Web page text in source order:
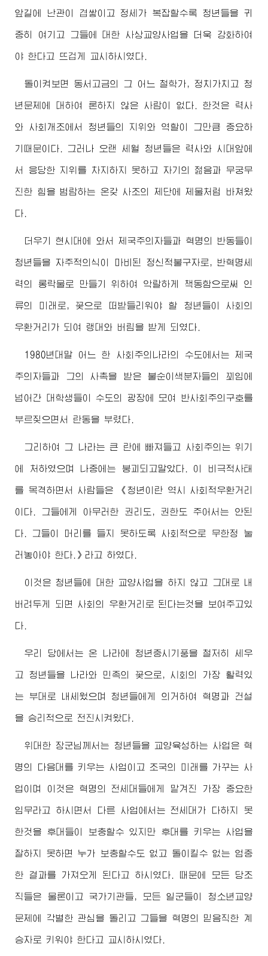
앞길에 난관이 겹쌓이고 정세가 복잡할수록 청년들을 귀
중히 여기고 그들에 대한 사상교양사업을 더욱 강화하여
야 한다고 뜨겁게 교시하시였다.
돌이켜보면 동서고금의 그 어느 철학가, 정치가치고 청
년문제에 대하여 론하지 않은 사람이 없다. 한것은 력사
와 사회개조에서 청년들의 지위와 역할이 그만큼 중요하
기때문이다. 그러나 오랜 세월 청년들은 력사와 시대앞에
서 응당한 지위를 차지하지 못하고 자기의 젊음과 무궁무
진한 힘을 범람하는 온갖 사조의 제단에 제물처럼 바쳐왔
다.
더우기 현시대에 와서 제국주의자들과 혁명의 반동들이
청년들을 자주적의식이 마비된 정신적불구자로, 반혁명세
력의 롱락물로 만들기 위하여 악랄하게 책동함으로써 인
류의 미래로, 꽃으로 떠받들리워야 할 청년들이 사회의
우환거리가 되여 랭대와 버림을 받게 되였다.
1980년대말 어느 한 사회주의나라의 수도에서는 제국
주의자들과 그의 사촉을 받은 불순이색분자들의 꾀임에
넘어간 대학생들이 수도의 광장에 모여 반사회주의구호를
부르짖으면서 란동을 부렸다.
그리하여 그 나라는 큰 란에 빠져들고 사회주의는 위기
에 처하였으며 나중에는 붕괴되고말았다. 이 비극적사태
를 목격하면서 사람들은 《청년이란 역시 사회적우환거리
이다. 그들에게 아무러한 권리도, 권한도 주어서는 안된
다. 그들이 머리를 들지 못하도록 사회적으로 무한정 눌
러놓아야 한다.》라고 하였다.
이것은 청년들에 대한 교양사업을 하지 않고 그대로 내
버려두게 되면 사회의 우환거리로 된다는것을 보여주고있
다.
우리 당에서는 온 나라에 청년중시기풍을 철저히 세우
고 청년들을 나라와 민족의 꽃으로, 시회의 가장 활력있
는 부대로 내세웠으며 청년들에게 의거하여 혁명과 건설
을 승리적으로 전진시켜왔다.
위대한 장군님 께서는 청년들을 교양육성하는 사업은 혁
명의 다음대를 키우는 사업이고 조국의 미래를 가꾸는 사
업이며 이것은 혁명의 전세대들에게 맡겨진 가장 중요한
임무라고 하시면서 다른 사업에서는 전세대가 다하지 못
한것을 후대들이 보충할수 있지만 후대를 키우는 사업을
잘하지 못하면 누가 보충할수도 없고 돌이킬수 없는 엄중
한 결과를 가져오게 된다고 하시였다. 때문에 모든 당조
직들은 물론이고 국가기관들, 모든 일군들이 청소년교양
문제에 각별한 관심을 돌리고 그들을 혁명의 믿음직한 계
승자로 키워야 한다고 교시하시였다.